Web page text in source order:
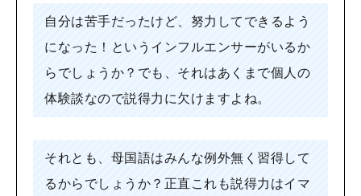
自分は苦手だったけど、努力してできるよう
になった！というインフルエンサーがいるか
らでしょうか？でも、それはあくまで個人の
体験談なので説得力に欠けますよね。
それとも、母国語はみんな例外無く習得して
るからでしょうか？正直これも説得力はイマ